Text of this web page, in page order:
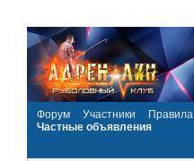
Форум Участники Правила
Частные объявления